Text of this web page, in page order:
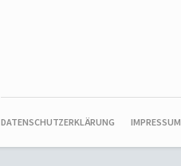
NAVIGATION
DATENSCHUTZERKLÄRUNG IMPRESSUM